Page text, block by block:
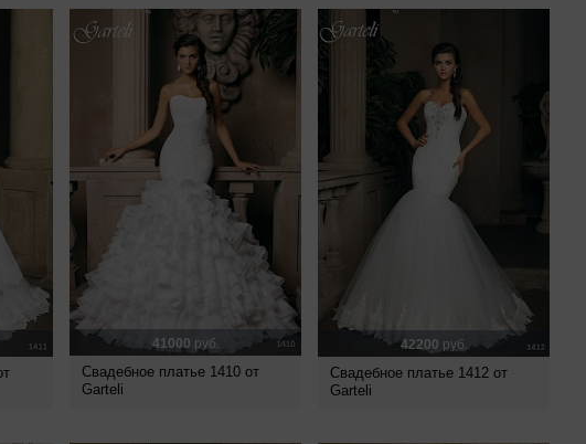
41000 руб.
Свадебное платье 1410 от
Garteli
42200 руб.
Свадебное платье 1412 от
Garteli